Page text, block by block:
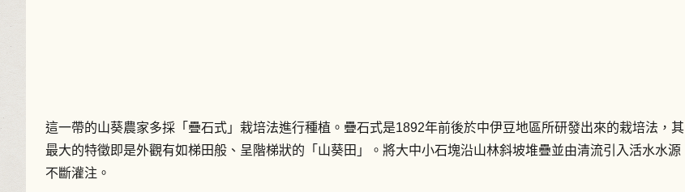
這一帶的山葵農家多採「疊石式」栽培法進行種植。疊石式是1892年前後於中伊豆地區所研發出來的栽培法，其
最大的特徵即是外觀有如梯田般、呈階梯狀的「山葵田」。將大中小石塊沿山林斜坡堆疊並由清流引入活水水源
不斷灌注。